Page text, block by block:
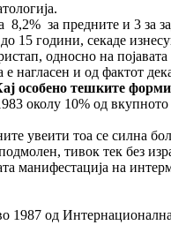
за предните и 3 за
15 години, секаде
односно на
нагласен и од фактот
особено тешките
околу 10% од
увеити тоа се силна
тивок тек без
манифестација на
1987 од